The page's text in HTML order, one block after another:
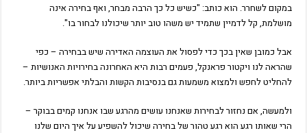
במקום לשחרר. הוא כותב: "כשיש כל כך הרבה מבחר, ואף בחירה אינה
מושלמת, קל לדמיין שתמיד יש משהו טוב יותר שיכולנו לבחור בו".
אבל כמובן שאין בכך כדי לפסול את העוצמה האדירה שיש בבחירה – כפי
שהראה לנו ויקטור פראנקל, פעמים רבות היא האחרונה בחירויות האנושיות –
להחליט לחפש ולמצוא משמעות גם בנסיבות הקשות והבלתי אפשריות ביותר.
ולמעשה, אם נחזור לבחירות שאנחנו עושים מהרגע שבו אנחנו קמים בבוקר –
הרי שאותו רגע הוא רגע טהור של בחירה שיכול להשפיע על איך היום שלנו